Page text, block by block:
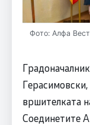
Фото: Алфа
вршителката
Соединетите